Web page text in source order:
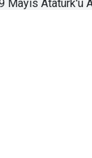
Atatürk'ü